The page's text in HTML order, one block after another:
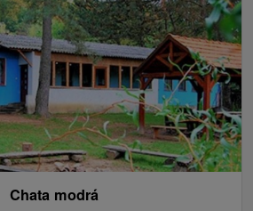
Chata modrá